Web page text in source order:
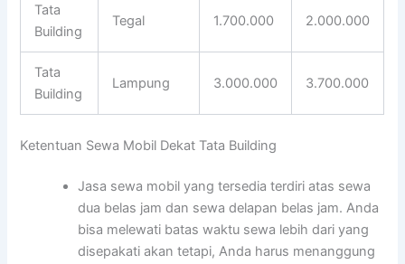
Tata
Building
Tegal 1.700.000 2.000.000
Tata
Building
Lampung 3.000.000 3.700.000
Ketentuan Sewa Mobil Dekat Tata Building
Jasa sewa mobil yang tersedia terdiri atas sewa
dua belas jam dan sewa delapan belas jam. Anda
bisa melewati batas waktu sewa lebih dari yang
disepakati akan tetapi, Anda harus menanggung